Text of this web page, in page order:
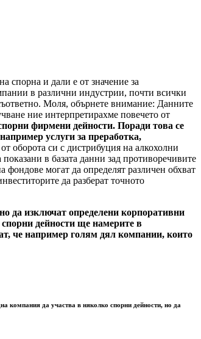
спорна и дали е от значение за
в различни индустрии, почти всички
Моля, обърнете внимание: Данните
ние интерпретирахме повечето от
фирмени дейности. Поради това се
услуги за преработка,
оборота си с дистрибуция на алкохолни
в базата данни зад противоречивите
могат да определят различен обхват
да разберат точното
да изключат определени корпоративни
дейности ще намерите в
че например голям дял компании, които
компания да участва в няколко спорни дейности, но да